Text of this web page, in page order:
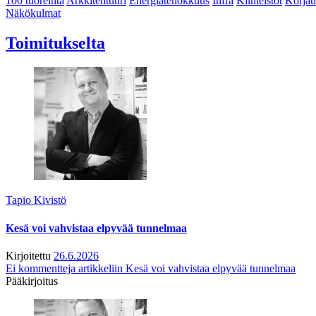
Näkökulmat
Toimitukselta
Tapio Kivistö
Kesä voi vahvistaa elpyvää tunnelmaa
Kirjoitettu 26.6.2026
Ei kommentteja artikkeliin Kesä voi vahvistaa elpyvää tunnelmaa
Pääkirjoitus